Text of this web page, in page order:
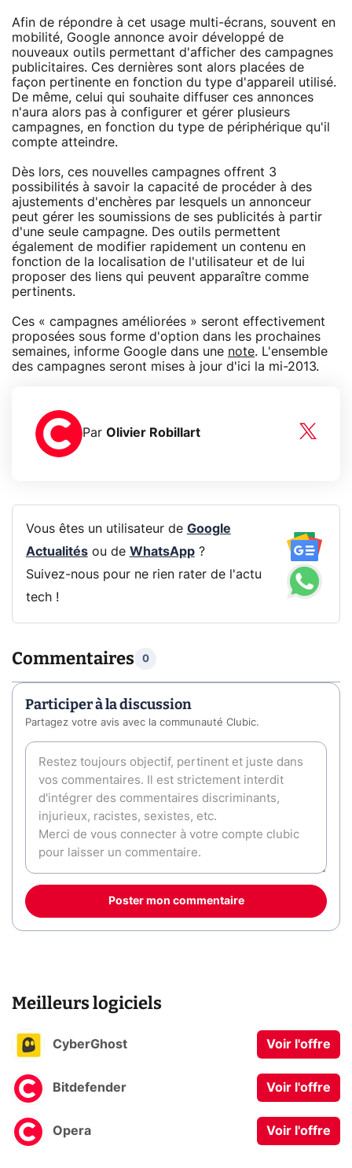
Afin de répondre à cet usage multi-écrans, souvent en
mobilité, Google annonce avoir développé de
nouveaux outils permettant d'afficher des campagnes
publicitaires. Ces dernières sont alors placées de
façon pertinente en fonction du type d'appareil utilisé.
De même, celui qui souhaite diffuser ces annonces
n'aura alors pas à configurer et gérer plusieurs
campagnes, en fonction du type de périphérique qu'il
compte atteindre.
Dès lors, ces nouvelles campagnes offrent 3
possibilités à savoir la capacité de procéder à des
ajustements d'enchères par lesquels un annonceur
peut gérer les soumissions de ses publicités à partir
d'une seule campagne. Des outils permettent
également de modifier rapidement un contenu en
fonction de la localisation de l'utilisateur et de lui
proposer des liens qui peuvent apparaître comme
pertinents.
Ces « campagnes améliorées » seront effectivement
proposées sous forme d'option dans les prochaines
semaines, informe Google dans une note. L'ensemble
des campagnes seront mises à jour d'ici la mi-2013.
Par Olivier Robillart
Vous êtes un utilisateur de Google
Actualitésou de WhatsApp?
Suivez-nous pour ne rien rater de l'actu
tech !
Commentaires 0
Participer à la discussion
Partagez votre avis avec la communauté Clubic.
Poster mon commentaire
Meilleurs logiciels
CyberGhost Voir l'offre
Bitdefender Voir l'offre
Opera Voir l'offre